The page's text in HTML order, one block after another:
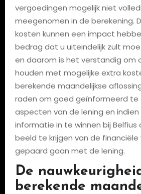
vergoedingen mogelijk niet
meegenomen in de berekening.
kosten kunnen een impact
bedrag dat u uiteindelijk zult
en daarom is het verstandig om
houden met mogelijke extra
berekende maandelijkse
raden om goed geïnformeerd te
aspecten van de lening en
informatie in te winnen bij Belfius
beeld te krijgen van de
gepaard gaan met de lening.
De
berekende